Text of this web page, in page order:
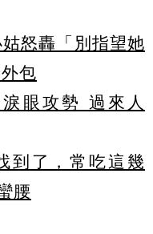
怒轟「別指望她
包
眼攻勢 過來人
到了，常吃這幾
腰